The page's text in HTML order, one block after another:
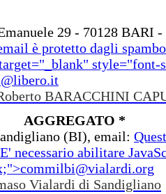
29 - 70128 BARI -
è protetto dagli
style="font-
BARACCHINI
AGGREGATO *
(BI), email:
necessario abilitare
commilbi@vialardi.org
Vialardi di Sandigliano